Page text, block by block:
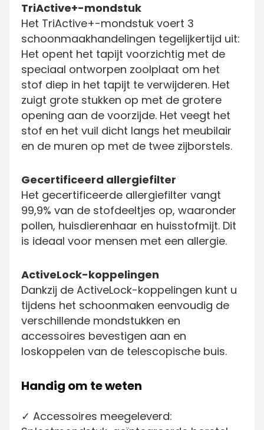
TriActive+-mondstuk
Het TriActive+-mondstuk voert 3
schoonmaakhandelingen tegelijkertijd uit:
Het opent het tapijt voorzichtig met de
speciaal ontworpen zoolplaat om het
stof diep in het tapijt te verwijderen. Het
zuigt grote stukken op met de grotere
opening aan de voorzijde. Het veegt het
stof en het vuil dicht langs het meubilair
en de muren op met de twee zijborstels.
Gecertificeerd allergiefilter
Het gecertificeerde allergiefilter vangt
99,9% van de stofdeeltjes op, waaronder
pollen, huisdierenhaar en huisstofmijt. Dit
is ideaal voor mensen met een allergie.
ActiveLock-koppelingen
Dankzij de ActiveLock-koppelingen kunt u
tijdens het schoonmaken eenvoudig de
verschillende mondstukken en
accessoires bevestigen aan en
loskoppelen van de telescopische buis.
Handig om te weten
✓ Accessoires meegeleverd: